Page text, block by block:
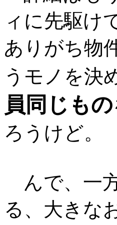
ィに先駆け
ありがち物
うモノを決
員同じもの
ろうけど。
んで、一
る、大きな